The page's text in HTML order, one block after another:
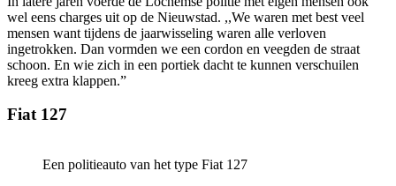
wel eens charges uit op de Nieuwstad. ,,We waren met best veel
mensen want tijdens de jaarwisseling waren alle verloven
ingetrokken. Dan vormden we een cordon en veegden de straat
schoon. En wie zich in een portiek dacht te kunnen verschuilen
kreeg extra klappen.”
Fiat 127
Een politieauto van het type Fiat 127